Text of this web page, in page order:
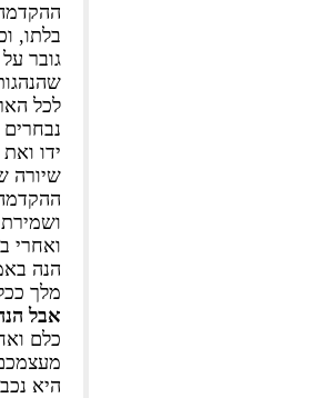
בלתו,
גובר
לכל
ידו
שיורה
ואחרי
הנה
מלך
אבל
כלם
היא